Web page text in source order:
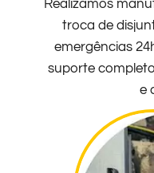
Realizamos
troca de
emergências
suporte
e